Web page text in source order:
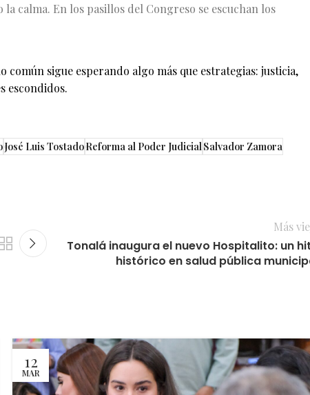
calma. En los pasillos del Congreso se escuchan los
sigue esperando algo más que estrategias: justicia,
escondidos.
José Luis TostadoReforma al Poder JudicialSalvador Zamora
Más
Tonalá inaugura el nuevo Hospitalito: un
histórico en salud pública
12
MAR